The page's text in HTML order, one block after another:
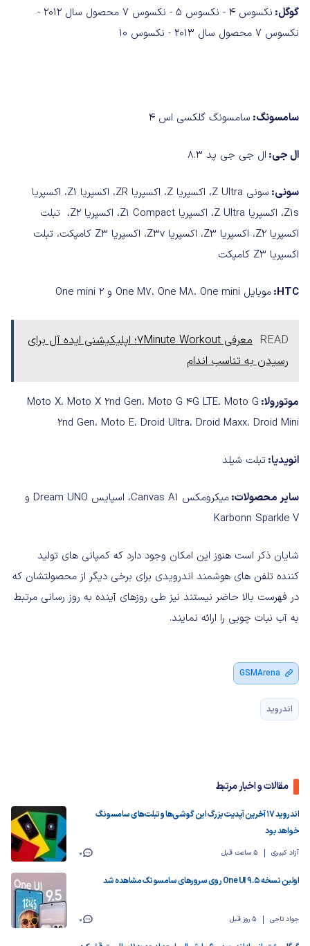
گوگل:
نکسوس ۴ - نکسوس ۵ - نکسوس ۷ محصول سال ۲۰۱۲ -
نکسوس ۷ محصول سال ۲۰۱۳ - نکسوس ۱۰
سامسونگ: سامسونگ گلکسی اس ۴
ال جی: ال جی جی پد ۸.۳
سونی:
سونی Z Ultra، اکسپریا Z، اکسپریا ZR، اکسپریا Z1، اکسپریا
Z1s، اکسپریا Z Ultra، اکسپریا Z1 Compact، اکسپریا Z2، تبلت
اکسپریا Z2، اکسپریا Z3، اکسپریا Z3v، اکسپریا Z3 کامپکت، تبلت
اکسپریا Z3 کامپکت
HTC: موبایل One M7، One M8، One mini و One mini 2
READ
معرفی 7Minute Workout؛ اپلیکیشنی ایده آل برای
رسیدن به تناسب اندام
موتورولا: Moto X، Moto X 2nd Gen، Moto G 4G LTE، Moto G
2nd Gen، Moto E، Droid Ultra، Droid Maxx، Droid Mini
انویدیا: تبلت شیلد
سایر محصولات:
میکرومکس Canvas A1، اسپایس Dream UNO و
Karbonn Sparkle V
شایان ذکر است هنوز این امکان وجود دارد که کمپانی های تولید
کننده تلفن های هوشمند اندرویدی برای برخی دیگر از محصولتشان که
در فهرست بالا حاضر نیستند نیز طی روزهای آینده به روز رسانی مرتبط
به آب نبات چوبی را ارائه نمایند.
GSMArena
اندروید
مقالات و اخبار مرتبط
اندروید ۱۷ آخرین آپدیت بزرگ این گوشی‌ها و تبلت‌های سامسونگ
خواهد بود
آزاد کبیری 5 ساعت قبل 0
اولین نسخه One UI 9.5 روی سرورهای سامسونگ مشاهده شد
جواد تاجی 5 روز قبل 0